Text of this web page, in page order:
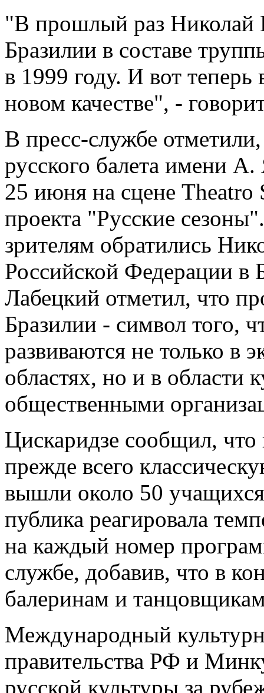
"В прошлый раз Николай
Бразилии в составе
в 1999 году. И вот теперь
новом качестве", -
В пресс-службе
русского балета имени
25 июня на сцене Theatro
проекта "Русские
зрителям обратились
Российской Федерации в
Лабецкий отметил, что
Бразилии - символ того,
развиваются не только в
областях, но и в области
общественными
Цискаридзе сообщил,
прежде всего
вышли около 50
публика реагировала
на каждый номер
службе, добавив, что в
балеринам и
Международный
правительства РФ и
русской культуры за